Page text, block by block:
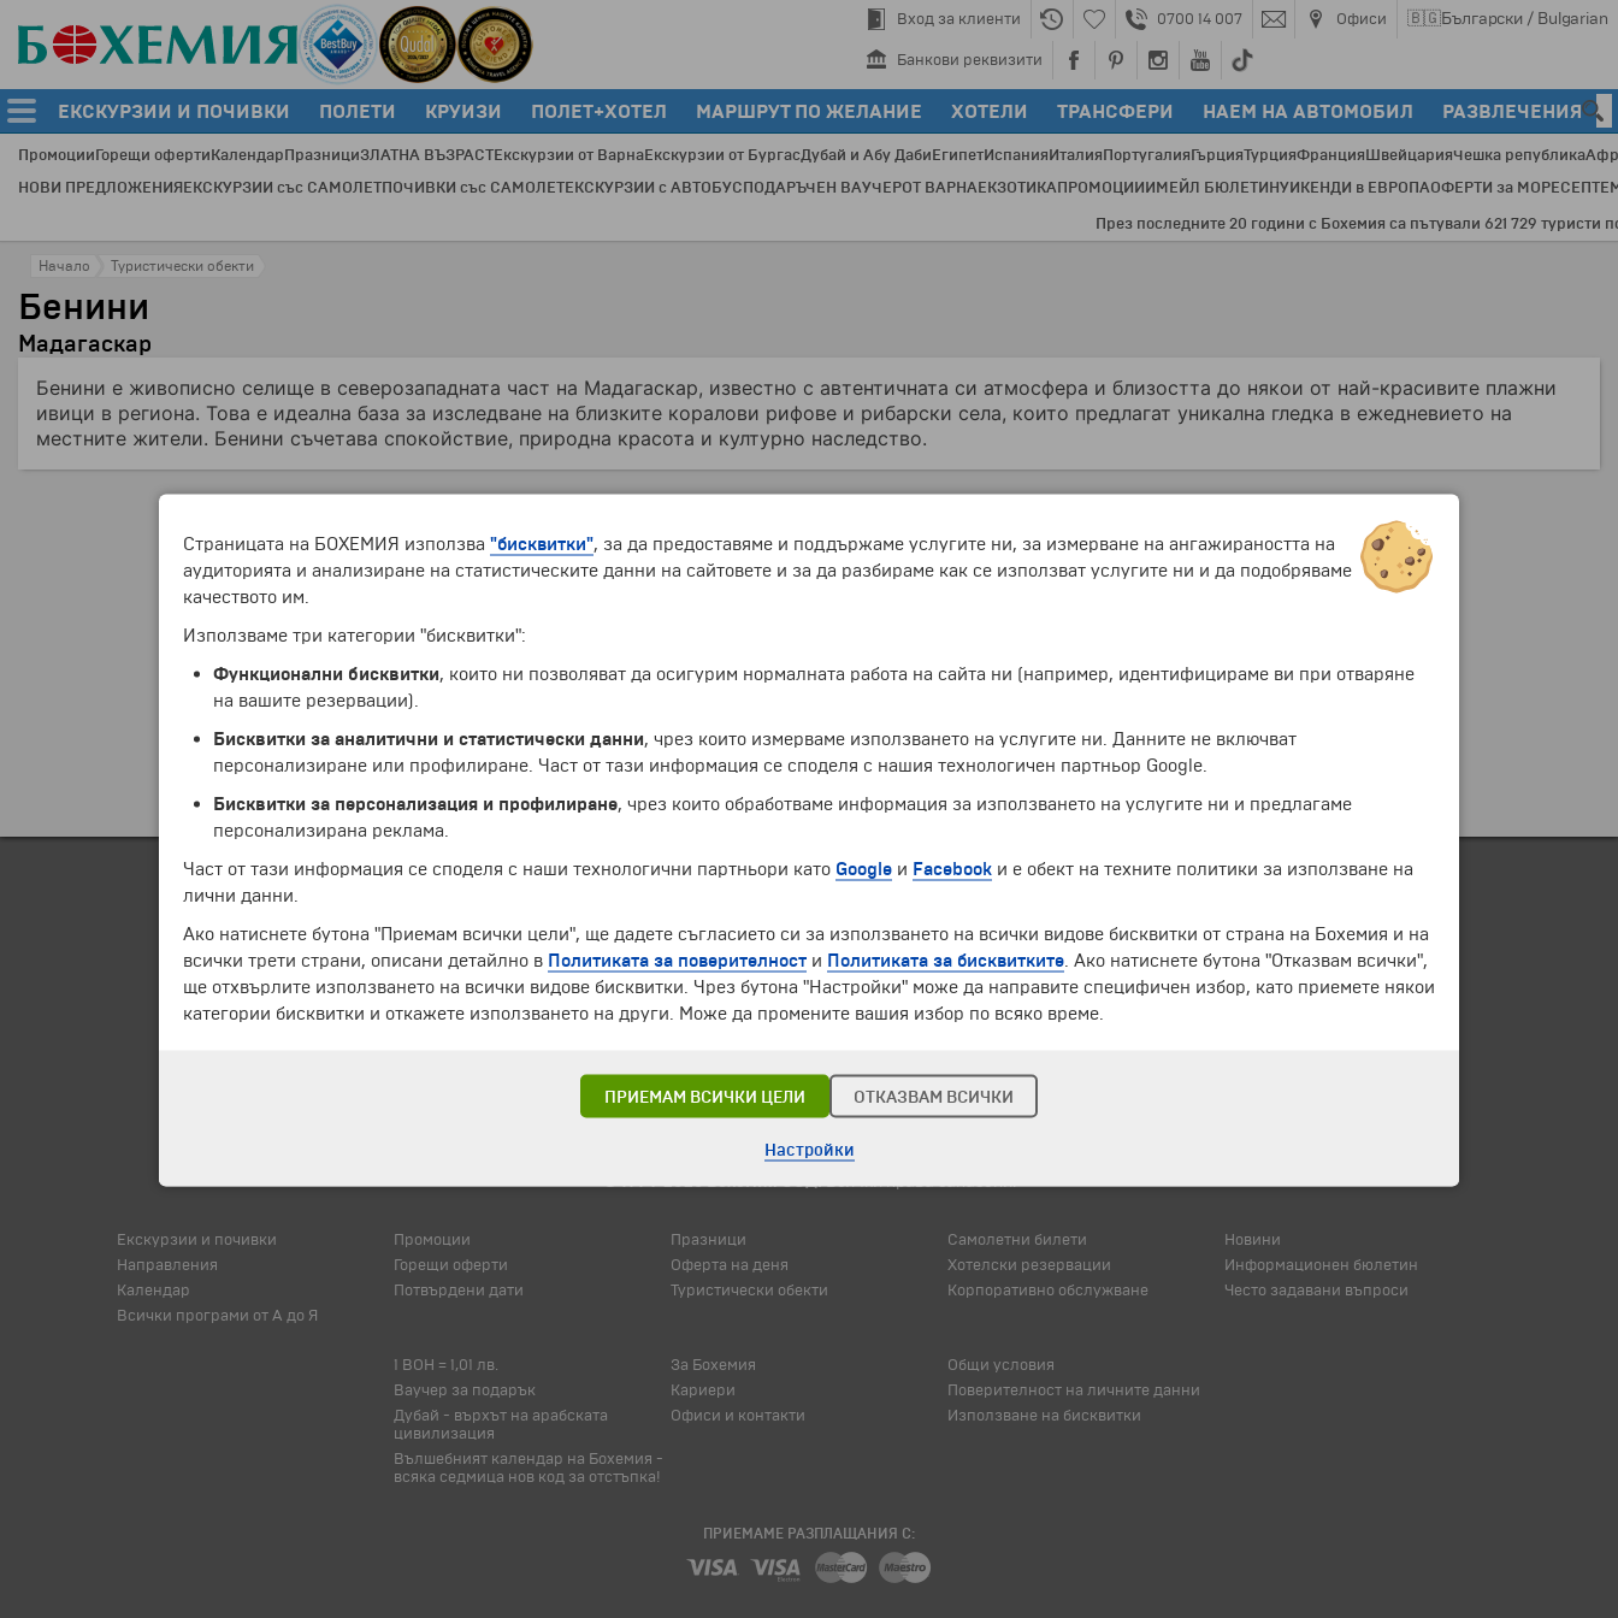
Вход за клиенти 0700 14 007 Офиси 🇧🇬Български / Bulgarian
Банкови реквизити
ЕКСКУРЗИИ И ПОЧИВКИ ПОЛЕТИ КРУИЗИ ПОЛЕТ+ХОТЕЛ МАРШРУТ ПО ЖЕЛАНИЕ ХОТЕЛИ ТРАНСФЕРИ НАЕМ НА АВТОМОБИЛ РАЗВЛЕЧЕНИЯ
ПромоцииГорещи офертиКалендарПразнициЗЛАТНА ВЪЗРАСТЕкскурзии от ВарнаЕкскурзии от БургасДубай и Абу ДабиЕгипетИспанияИталияПортугалияГърцияТурцияФранцияШвейцарияЧешка република
НОВИ ПРЕДЛОЖЕНИЯЕКСКУРЗИИ със САМОЛЕТПОЧИВКИ със САМОЛЕТЕКСКУРЗИИ с АВТОБУСПОДАРЪЧЕН ВАУЧЕРОТ ВАРНАЕКЗОТИКАПРОМОЦИИИМЕЙЛ БЮЛЕТИНУИКЕНДИ в ЕВРОПАОФЕРТИ за МОРЕ
През последните 20 години с Бохемия са пътували 621 729 туристи по
Начало Туристически обекти
Бенини
Мадагаскар
Бенини е живописно селище в северозападната част на Мадагаскар, известно с автентичната си атмосфера и близостта до някои от най-красивите плажни
ивици в региона. Това е идеална база за изследване на близките коралови рифове и рибарски села, които предлагат уникална гледка в ежедневието на
местните жители. Бенини съчетава спокойствие, природна красота и културно наследство.
ЧЛЕН НА
© 1994-2026 Бохемия ООД.Всички права запазени.
Екскурзии и почивки
Направления
Календар
Всички програми от А до Я
Промоции
Горещи оферти
Потвърдени дати
Празници
Оферта на деня
Туристически обекти
Самолетни билети
Хотелски резервации
Корпоративно обслужване
Новини
Информационен бюлетин
Често задавани въпроси
1 BOH = 1,01 лв.
Ваучер за подарък
Дубай - върхът на арабската
цивилизация
Вълшебният календар на Бохемия -
всяка седмица нов код за отстъпка!
За Бохемия
Кариери
Офиси и контакти
Общи условия
Поверителност на личните данни
Използване на бисквитки
ПРИЕМАМЕ РАЗПЛАЩАНИЯ С:
Страницата на БОХЕМИЯ използва "бисквитки", за да предоставяме и поддържаме услугите ни, за измерване на ангажираността на
аудиторията и анализиране на статистическите данни на сайтовете и за да разбираме как се използват услугите ни и да подобряваме
качеството им.
Използваме три категории "бисквитки":
Функционални бисквитки, които ни позволяват да осигурим нормалната работа на сайта ни (например, идентифицираме ви при отваряне
на вашите резервации).
Бисквитки за аналитични и статистически данни, чрез които измерваме използването на услугите ни. Данните не включват
персонализиране или профилиране. Част от тази информация се споделя с нашия технологичен партньор Google.
Бисквитки за персонализация и профилиране, чрез които обработваме информация за използването на услугите ни и предлагаме
персонализирана реклама.
Част от тази информация се споделя с наши технологични партньори като Google и Facebook и е обект на техните политики за използване на
лични данни.
Ако натиснете бутона "Приемам всички цели", ще дадете съгласието си за използването на всички видове бисквитки от страна на Бохемия и на
всички трети страни, описани детайлно в Политиката за поверителност и Политиката за бисквитките . Ако натиснете бутона "Отказвам всички",
ще отхвърлите използването на всички видове бисквитки. Чрез бутона "Настройки" може да направите специфичен избор, като приемете някои
категории бисквитки и откажете използването на други. Може да промените вашия избор по всяко време.
ПРИЕМАМ ВСИЧКИ ЦЕЛИ ОТКАЗВАМ ВСИЧКИ
Настройки